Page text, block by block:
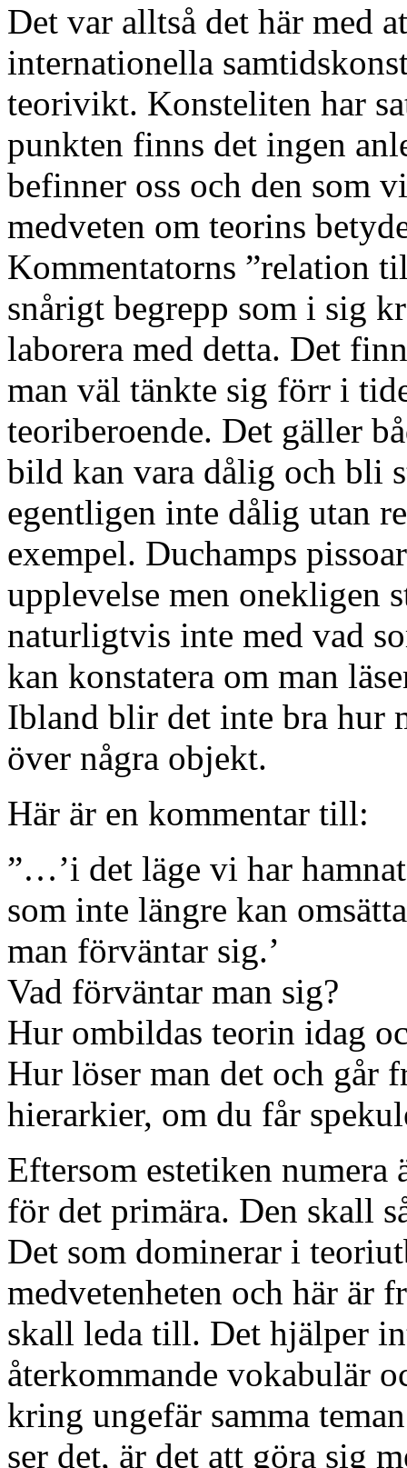
Det var alltså det här med
internationella
teorivikt. Konsteliten har
punkten finns det ingen
befinner oss och den som
medveten om teorins
Kommentatorns ”relation
snårigt begrepp som i sig
laborera med detta. Det
man väl tänkte sig förr i
teoriberoende. Det gäller
bild kan vara dålig och bli
egentligen inte dålig utan
exempel. Duchamps
upplevelse men onekligen
naturligtvis inte med vad
kan konstatera om man
Ibland blir det inte bra hur
över några objekt.
Här är en kommentar till:
”…’i det läge vi har
som inte längre kan
man förväntar sig.’
Vad förväntar man sig?
Hur ombildas teorin idag
Hur löser man det och går
hierarkier, om du får
Eftersom estetiken numera
för det primära. Den skall
Det som dominerar i
medvetenheten och här är
skall leda till. Det hjälper
återkommande vokabulär
kring ungefär samma
ser det, är det att göra sig